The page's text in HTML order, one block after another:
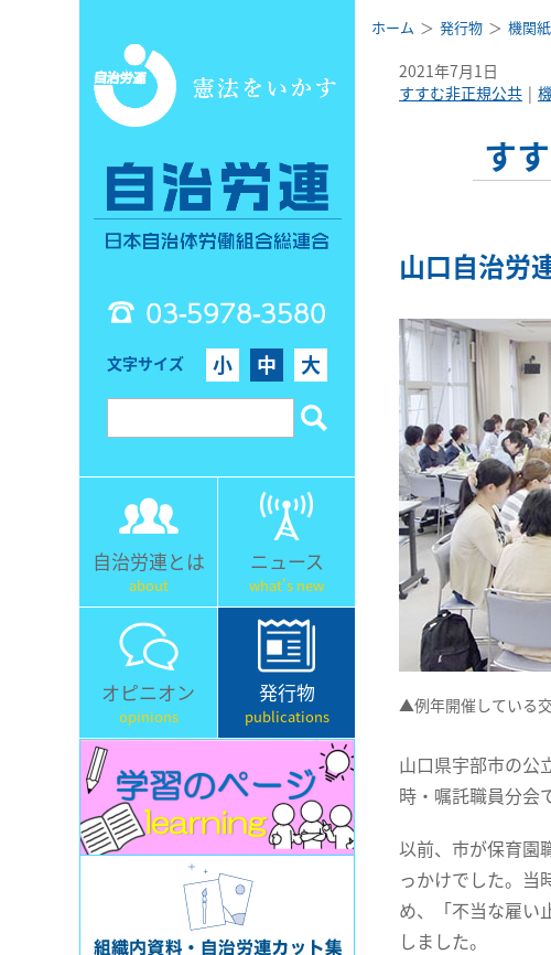
03-5978-3580
文字サイズ 小 中 大
自治労連とは
about
ニュース
what's new
オピニオン
opinions
発行物
publications
ホーム 発行物 機関
2021年7月1日
すすむ非正規公共
す
山口自治労
▲例年開催している
山口県宇部市の公
時・嘱託職員分会
以前、市が保育園
っかけでした。当
め、「不当な雇い
しました。